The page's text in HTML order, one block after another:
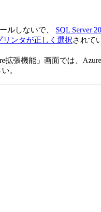
ルしないで、 SQL Server
リンタが正しく選択されて
拡張機能」画面では、
。